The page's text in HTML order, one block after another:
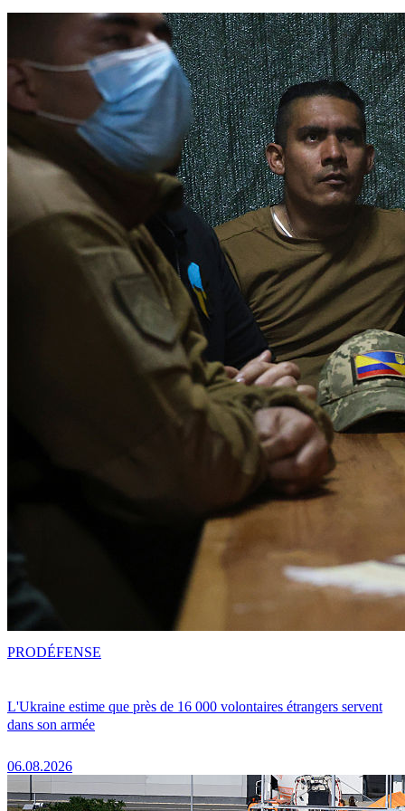
L'Ukraine estime que près de 16 000 volontaires étrangers servent
dans son armée
06.08.2026
PRODÉFENSE